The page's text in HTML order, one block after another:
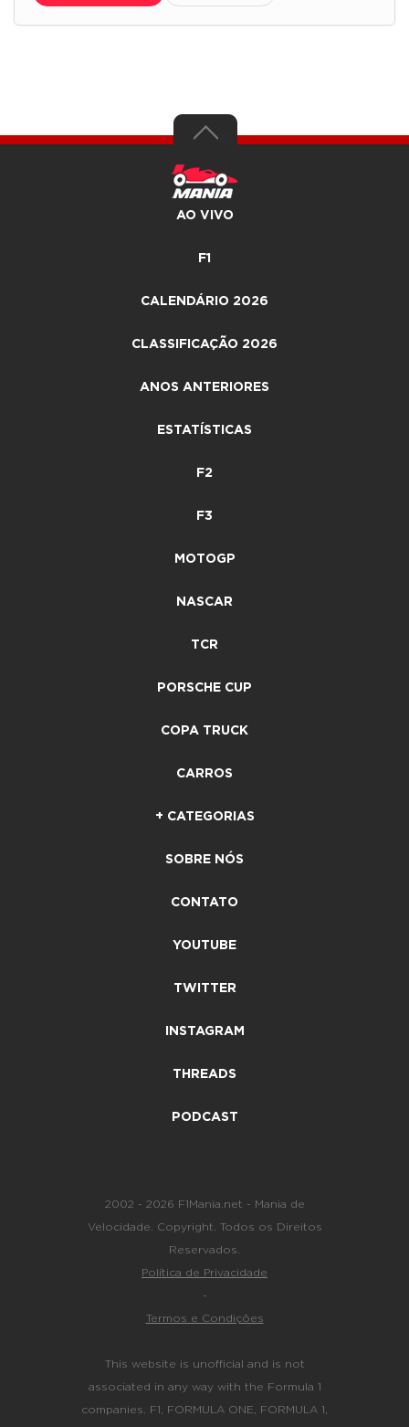
AO VIVO
F1
CALENDÁRIO 2026
CLASSIFICAÇÃO 2026
ANOS ANTERIORES
ESTATÍSTICAS
F2
F3
MOTOGP
NASCAR
TCR
PORSCHE CUP
COPA TRUCK
CARROS
+ CATEGORIAS
SOBRE NÓS
CONTATO
YOUTUBE
TWITTER
INSTAGRAM
THREADS
PODCAST
2002 - 2026 F1Mania.net - Mania de
Velocidade. Copyright. Todos os Direitos
Reservados.
Política de Privacidade
-
Termos e Condições
This website is unofficial and is not
associated in any way with the Formula 1
companies. F1, FORMULA ONE, FORMULA 1,